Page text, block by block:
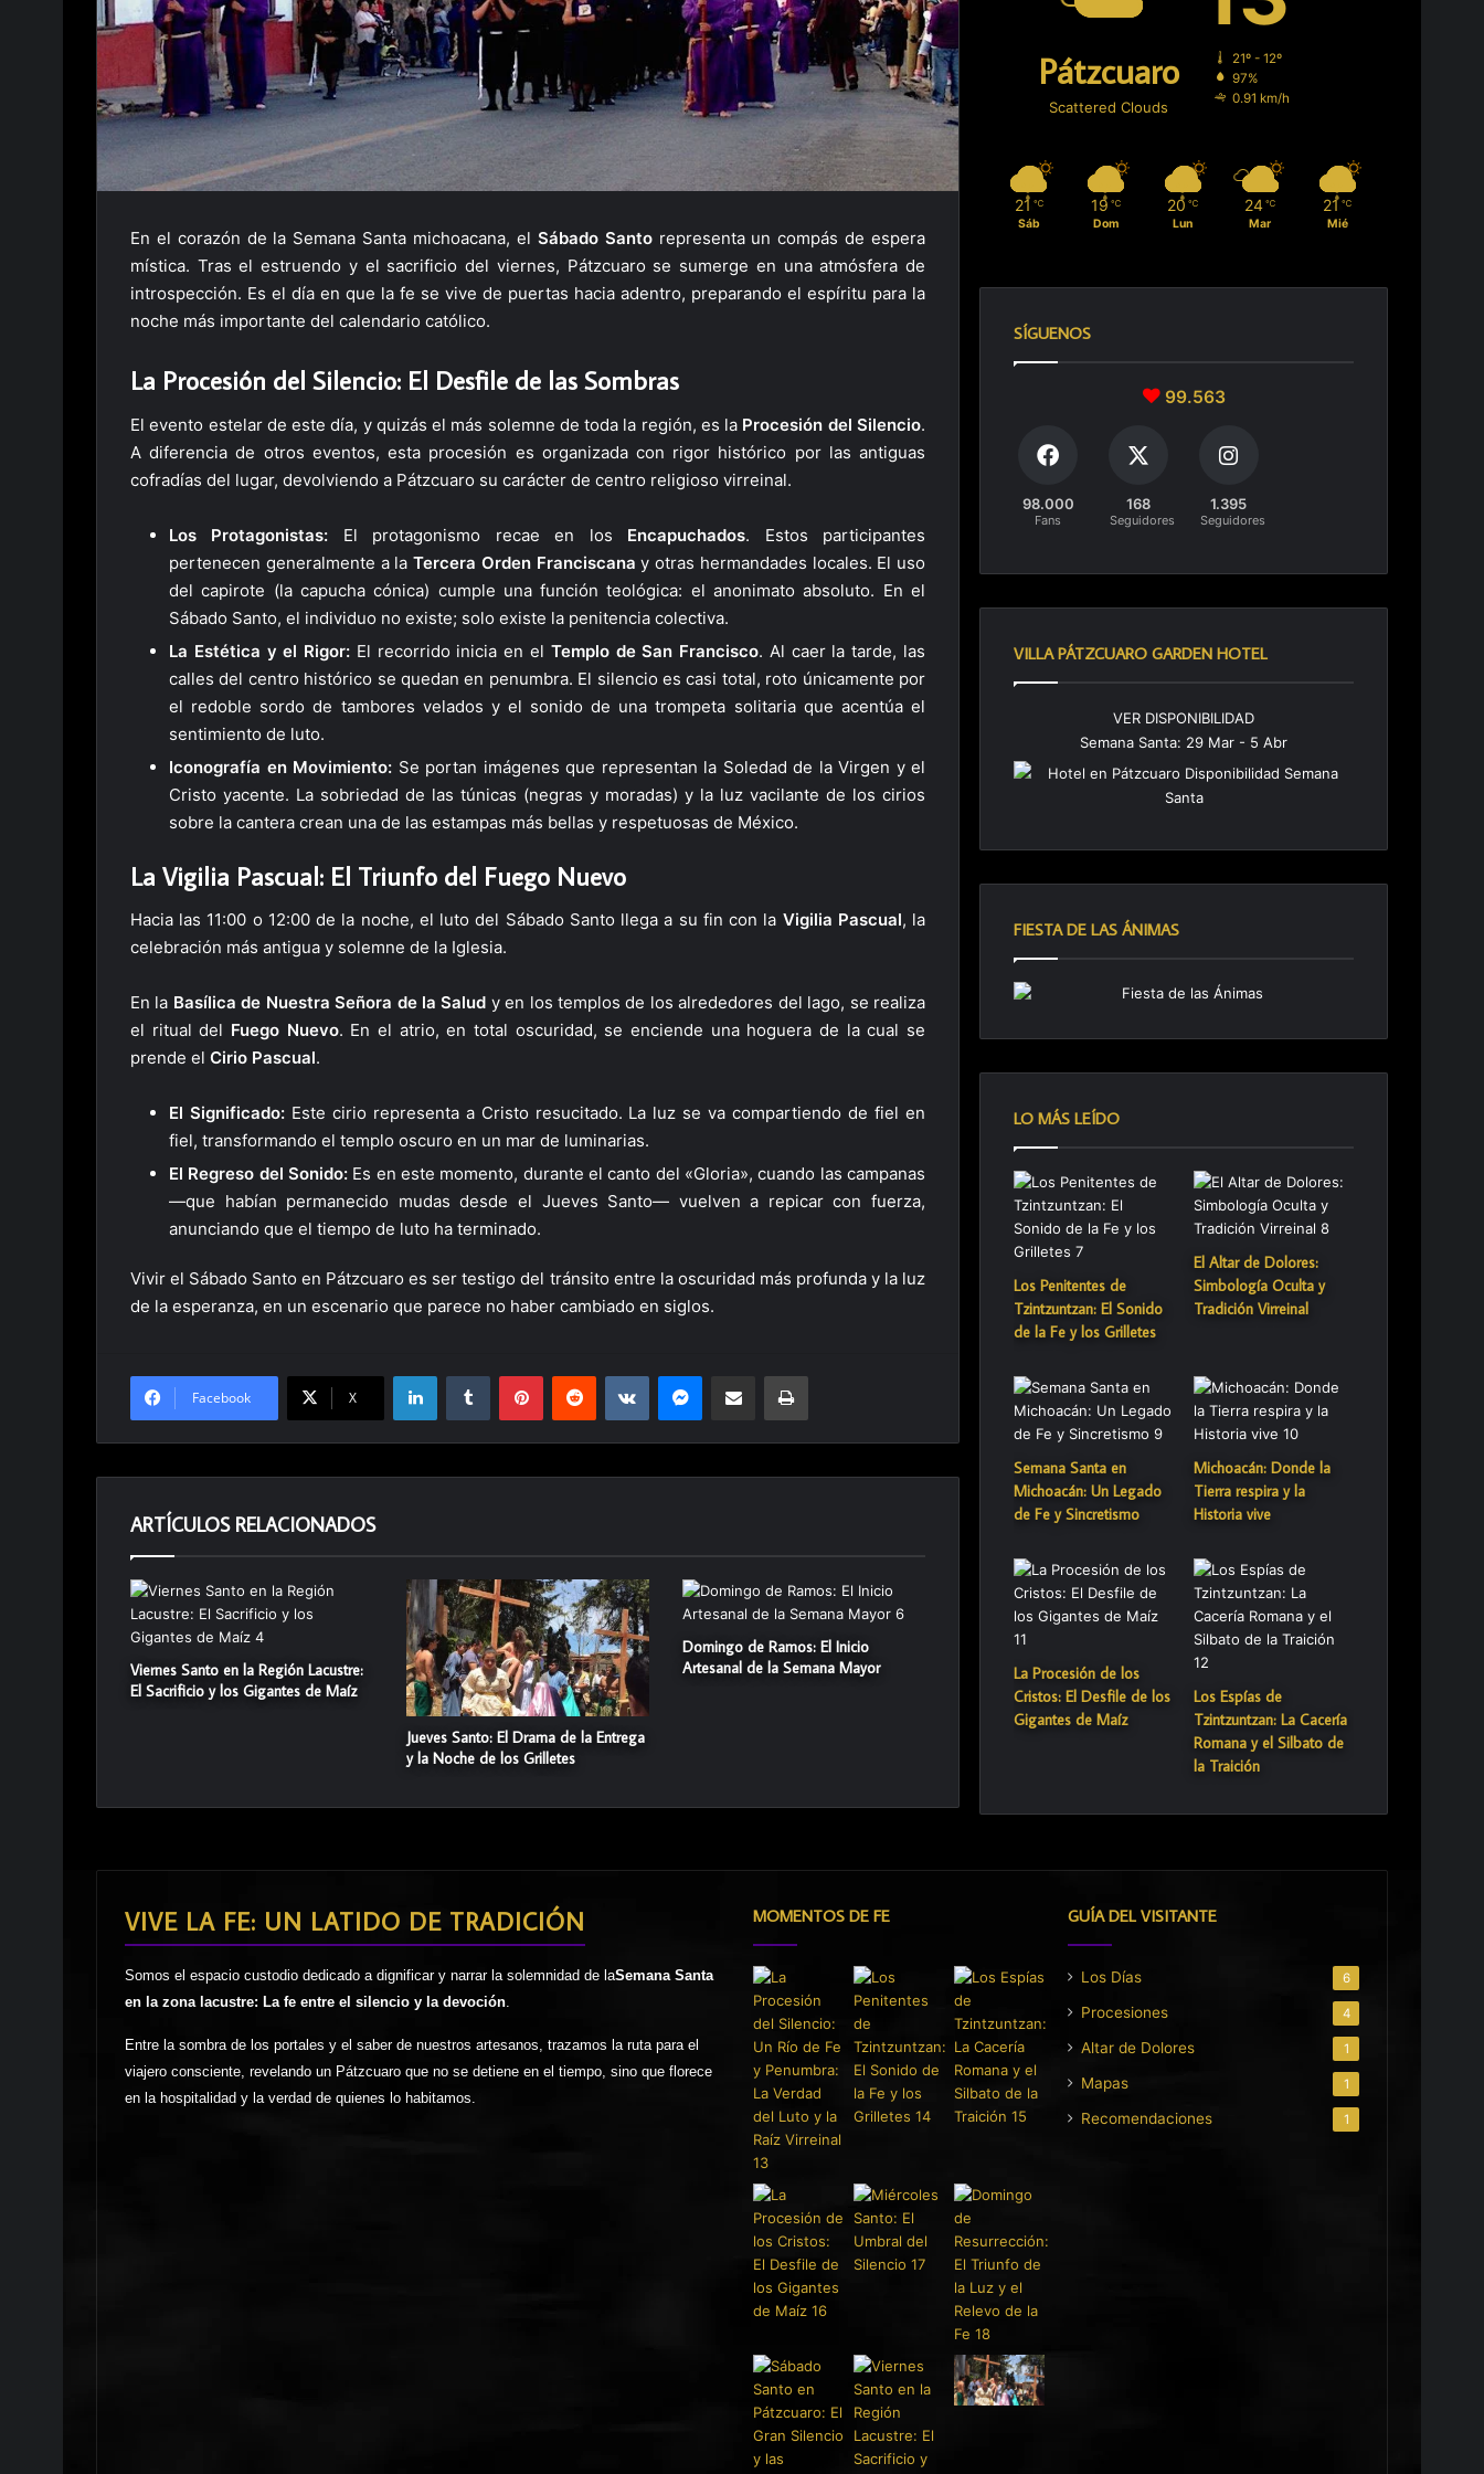
En el corazón de la Semana Santa michoacana, el Sábado Santorepresenta un compás de espera
mística. Tras el estruendo y el sacrificio del viernes, Pátzcuaro se sumerge en una atmósfera de
introspección. Es el día en que la fe se vive de puertas hacia adentro, preparando el espíritu para la
noche más importante del calendario católico.
La Procesión del Silencio: El Desfile de las Sombras
El evento estelar de este día, y quizás el más solemne de toda la región, es la Procesión del Silencio.
A diferencia de otros eventos, esta procesión es organizada con rigor histórico por las antiguas
cofradías del lugar, devolviendo a Pátzcuaro su carácter de centro religioso virreinal.
Los Protagonistas: El protagonismo recae en los Encapuchados. Estos participantes
pertenecen generalmente a la Tercera Orden Franciscana y otras hermandades locales. El uso
del capirote (la capucha cónica) cumple una función teológica: el anonimato absoluto. En el
Sábado Santo, el individuo no existe; solo existe la penitencia colectiva.
La Estética y el Rigor: El recorrido inicia en el Templo de San Francisco. Al caer la tarde, las
calles del centro histórico se quedan en penumbra. El silencio es casi total, roto únicamente por
el redoble sordo de tambores velados y el sonido de una trompeta solitaria que acentúa el
sentimiento de luto.
Iconografía en Movimiento: Se portan imágenes que representan la Soledad de la Virgen y el
Cristo yacente. La sobriedad de las túnicas (negras y moradas) y la luz vacilante de los cirios
sobre la cantera crean una de las estampas más bellas y respetuosas de México.
La Vigilia Pascual: El Triunfo del Fuego Nuevo
Hacia las 11:00 o 12:00 de la noche, el luto del Sábado Santo llega a su fin con la Vigilia Pascual, la
celebración más antigua y solemne de la Iglesia.
En la Basílica de Nuestra Señora de la Salud y en los templos de los alrededores del lago, se realiza
el ritual del Fuego Nuevo. En el atrio, en total oscuridad, se enciende una hoguera de la cual se
prende el Cirio Pascual.
El Significado:Este cirio representa a Cristo resucitado. La luz se va compartiendo de fiel en
fiel, transformando el templo oscuro en un mar de luminarias.
El Regreso del Sonido: Es en este momento, durante el canto del «Gloria», cuando las campanas
—que habían permanecido mudas desde el Jueves Santo— vuelven a repicar con fuerza,
anunciando que el tiempo de luto ha terminado.
Vivir el Sábado Santo en Pátzcuaro es ser testigo del tránsito entre la oscuridad más profunda y la luz
de la esperanza, en un escenario que parece no haber cambiado en siglos.
Facebook X
LinkedInTumblr PinterestReddit VKontakteMessenger
Compartir via Mail Imprimir
ARTÍCULOS RELACIONADOS
Viernes Santo en la Región Lacustre:
El Sacrificio y los Gigantes de Maíz
Jueves Santo: El Drama de la Entrega
y la Noche de los Grilletes
Domingo de Ramos: El Inicio
Artesanal de la Semana Mayor
Pátzcuaro
Scattered Clouds
21º - 12º
97%
0.91 km/h
21 ℃
Sáb
19 ℃
Dom
20 ℃
Lun
24 ℃
Mar
21 ℃
Mié
SÍGUENOS
99.563
98.000
Fans
168
Seguidores
1.395
Seguidores
VILLA PÁTZCUARO GARDEN HOTEL
VER DISPONIBILIDAD
Semana Santa: 29 Mar - 5 Abr
FIESTA DE LAS ÁNIMAS
LO MÁS LEÍDO
Los Penitentes de
Tzintzuntzan: El Sonido
de la Fe y los Grilletes
El Altar de Dolores:
Simbología Oculta y
Tradición Virreinal
Semana Santa en
Michoacán: Un Legado
de Fe y Sincretismo
Michoacán: Donde la
Tierra respira y la
Historia vive
La Procesión de los
Cristos: El Desfile de los
Gigantes de Maíz
Los Espías de
Tzintzuntzan: La Cacería
Romana y el Silbato de
la Traición
VIVE LA FE: UN LATIDO DE TRADICIÓN
Somos el espacio custodio dedicado a dignificar y narrar la solemnidad de laSemana Santa
en la zona lacustre: La fe entre el silencio y la devoción.
Entre la sombra de los portales y el saber de nuestros artesanos, trazamos la ruta para el
viajero consciente, revelando un Pátzcuaro que no se detiene en el tiempo, sino que florece
en la hospitalidad y la verdad de quienes lo habitamos.
MOMENTOS DE FE GUÍA DEL VISITANTE
Los Días 6
Procesiones 4
Altar de Dolores 1
Mapas 1
Recomendaciones 1